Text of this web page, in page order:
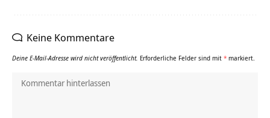
Keine Kommentare
Deine E-Mail-Adresse wird nicht veröffentlicht. Erforderliche Felder sind mit * markiert.